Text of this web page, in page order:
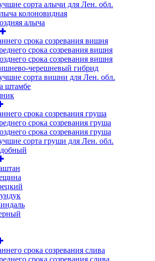
сорта алычи для Лен. обл.
колоновидная
алыча
срока созревания вишня
срока созревания вишня
срока созревания вишня
черешневый гибрид
сорта вишни для Лен. обл.
штамбе
срока созревания груша
срока созревания груша
срока созревания груша
сорта груши для Лен. обл.
срока созревания слива
срока созревания слива